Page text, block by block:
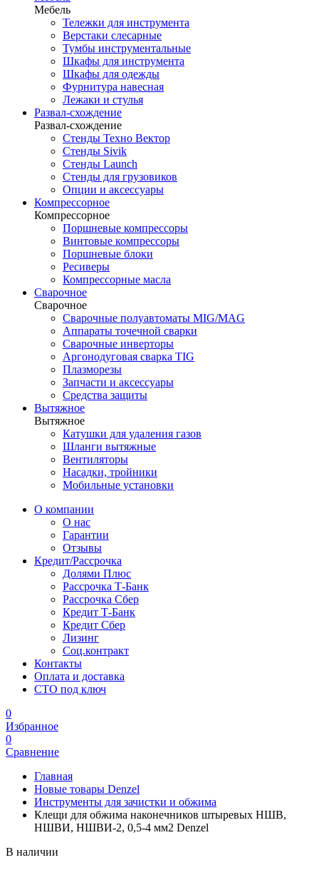
Мебель
Тележки для инструмента
Верстаки слесарные
Тумбы инструментальные
Шкафы для инструмента
Шкафы для одежды
Фурнитура навесная
Лежаки и стулья
Развал-схождение
Развал-схождение
Стенды Техно Вектор
Стенды Sivik
Стенды Launch
Стенды для грузовиков
Опции и аксессуары
Компрессорное
Компрессорное
Поршневые компрессоры
Винтовые компрессоры
Поршневые блоки
Ресиверы
Компрессорные масла
Сварочное
Сварочное
Сварочные полуавтоматы MIG/MAG
Аппараты точечной сварки
Сварочные инверторы
Аргонодуговая сварка TIG
Плазморезы
Запчасти и аксессуары
Средства защиты
Вытяжное
Вытяжное
Катушки для удаления газов
Шланги вытяжные
Вентиляторы
Насадки, тройники
Мобильные установки
О компании
О нас
Гарантии
Отзывы
Кредит/Рассрочка
Долями Плюс
Рассрочка Т-Банк
Рассрочка Сбер
Кредит Т-Банк
Кредит Сбер
Лизинг
Соц.контракт
Контакты
Оплата и доставка
СТО под ключ
0
Избранное
0
Сравнение
Главная
Новые товары Denzel
Инструменты для зачистки и обжима
Клещи для обжима наконечников штыревых НШВ,
НШВИ, НШВИ-2, 0,5-4 мм2 Denzel
В наличии